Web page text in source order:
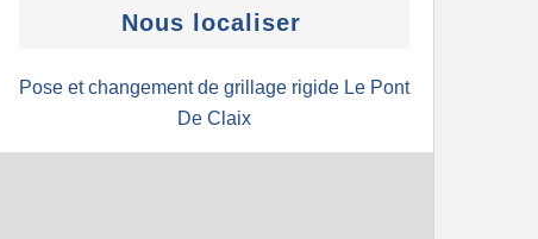
Nous localiser
Pose et changement de grillage rigide Le Pont
De Claix